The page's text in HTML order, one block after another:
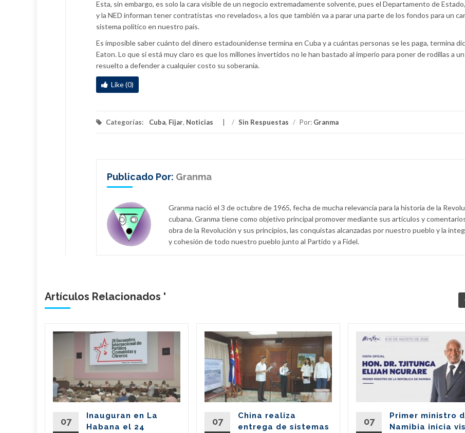
Esta, sin embargo, es solo la cara visible de un negocio extremadamente solvente, pues el Departamento de
y la NED informan tener contratistas «no revelados», a los que también va a parar una parte de los fondos para un
sistema político en nuestro país.
Es imposible saber cuánto del dinero estadounidense termina en Cuba y a cuántas personas se les paga, termina
Eaton. Lo que sí está muy claro es que los millones invertidos no le han bastado al imperio para poner de rodillas a
resuelto a defender a cualquier costo su soberanía.
Like (0)
Categorías: Cuba, Fijar, Noticias / Sin Respuestas / Por: Granma
Publicado Por: Granma
Granma nació el 3 de octubre de 1965, fecha de mucha relevancia para la historia de la
cubana. Granma tiene como objetivo principal promover mediante sus artículos y
obra de la Revolución y sus principios, las conquistas alcanzadas por nuestro pueblo y la
y cohesión de todo nuestro pueblo junto al Partido y a Fidel.
Artículos Relacionados '
07
Inauguran en La
Habana el 24
07
China realiza
entrega de sistemas
07
Primer ministro
Namibia inicia